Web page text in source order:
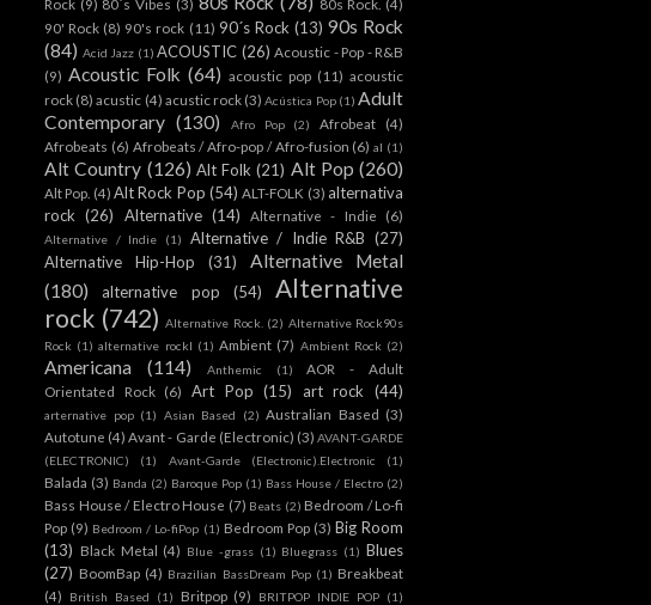
Rock (9) 80´s Vibes (3) 80s Rock. (4)
90' Rock (8) 90's rock (11) 90´s Rock (13) 90s Rock
(84) Acid Jazz (1) ACOUSTIC (26) Acoustic - Pop - R&B
(9) Acoustic Folk (64) acoustic pop (11) acoustic
rock (8) acustic (4) acustic rock (3) Acústica Pop (1) Adult
Contemporary (130) Afro Pop (2) Afrobeat
(4)
Afrobeats (6) Afrobeats / Afro-pop / Afro-fusion (6) al (1)
Alt Country (126) Alt Folk (21) Alt Pop (260)
Alt Pop. (4) Alt Rock Pop (54) ALT-FOLK (3) alternativa
rock (26) Alternative (14) Alternative - Indie (6)
Alternative / Indie (1) Alternative / Indie R&B (27)
Alternative Hip-Hop
(31)
Alternative Metal
(180)
alternative pop (54)
Alternative
rock (742) Alternative Rock. (2) Alternative Rock90s
Rock (1) alternative rockl (1) Ambient (7) Ambient Rock (2)
Americana (114) Anthemic (1)
AOR - Adult
Orientated Rock (6) Art Pop (15) art rock (44)
arternative pop (1) Asian Based (2) Australian Based (3)
Autotune (4) Avant - Garde (Electronic) (3) AVANT-GARDE
(ELECTRONIC)
(1) Avant-Garde (Electronic).Electronic (1)
Balada (3) Banda (2) Baroque Pop (1) Bass House / Electro (2)
Bass House / Electro House (7) Beats (2) Bedroom / Lo-fi
Pop (9) Bedroom / Lo-fiPop (1) Bedroom Pop (3) Big Room
(13) Black Metal (4) Blue -grass (1) Bluegrass (1) Blues
(27) BoomBap (4) Brazilian BassDream Pop (1) Breakbeat
(4)
British Based (1) Britpop (9) BRITPOP INDIE POP (1)